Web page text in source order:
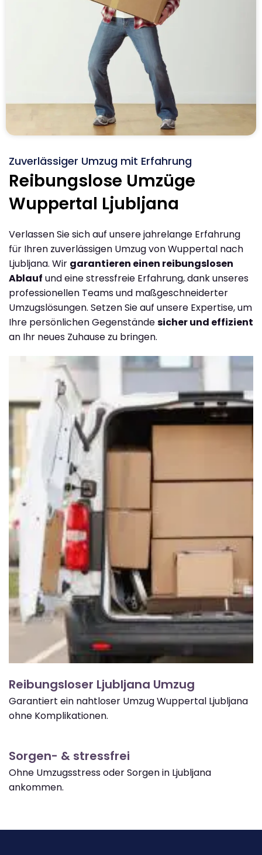
Zuverlässiger Umzug mit Erfahrung
Reibungslose Umzüge
Wuppertal Ljubljana
Verlassen Sie sich auf unsere jahrelange Erfahrung
für Ihren zuverlässigen Umzug von Wuppertal nach
Ljubljana. Wir garantieren einen reibungslosen
Ablauf und eine stressfreie Erfahrung, dank unseres
professionellen Teams und maßgeschneiderter
Umzugslösungen. Setzen Sie auf unsere Expertise, um
Ihre persönlichen Gegenständesicher und effizient
an Ihr neues Zuhause zu bringen.
Reibungsloser Ljubljana Umzug
Garantiert ein nahtloser Umzug Wuppertal Ljubljana
ohne Komplikationen.
Sorgen- & stressfrei
Ohne Umzugsstress oder Sorgen in Ljubljana
ankommen.